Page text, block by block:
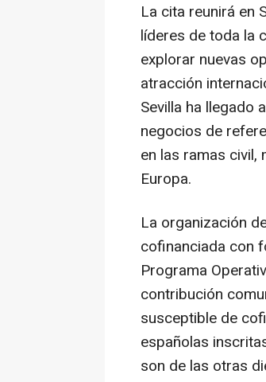
La cita reunirá en
líderes de toda la
explorar nuevas
atracción
Sevilla ha llegado
negocios de
en las ramas civil,
Europa.
La organización
cofinanciada con
Programa
contribución
susceptible de
españolas
son de las otras